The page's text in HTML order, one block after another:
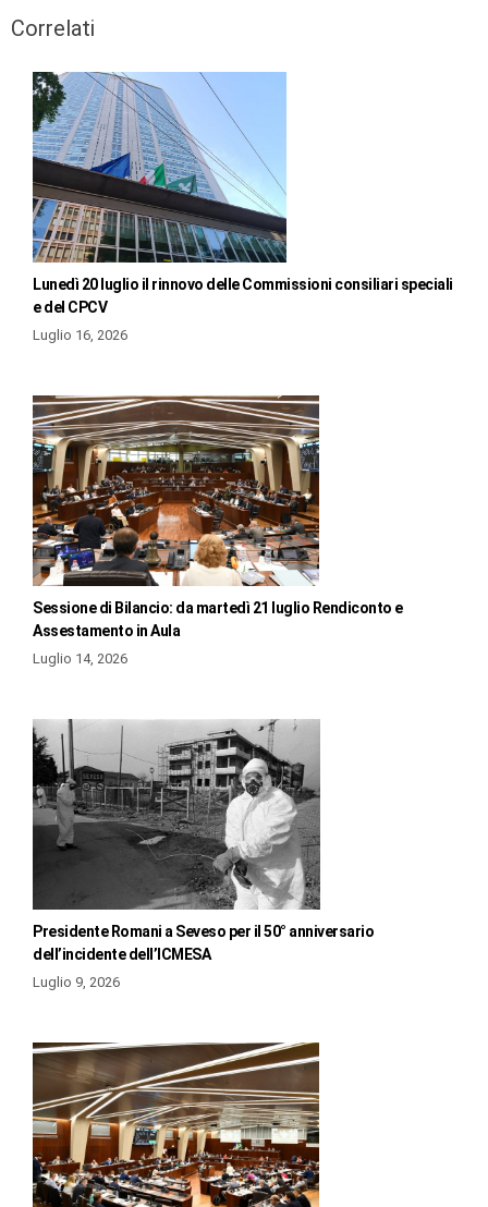
Correlati
Lunedì 20 luglio il rinnovo delle Commissioni consiliari speciali
e del CPCV
Luglio 16, 2026
Sessione di Bilancio: da martedì 21 luglio Rendiconto e
Assestamento in Aula
Luglio 14, 2026
Presidente Romani a Seveso per il 50° anniversario
dell’incidente dell’ICMESA
Luglio 9, 2026